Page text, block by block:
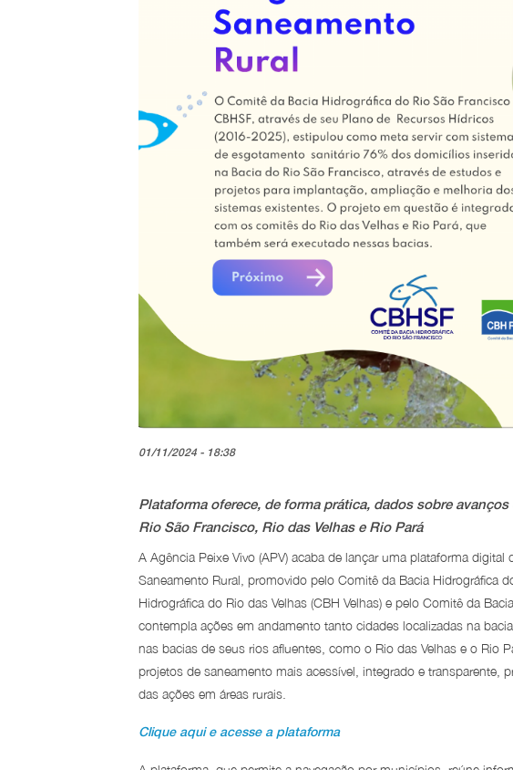
01/11/2024 - 18:38
Plataforma oferece, de forma prática, dados sobre
Rio São Francisco, Rio das Velhas e Rio Pará
A Agência Peixe Vivo (APV) acaba de lançar uma plataforma
Saneamento Rural, promovido pelo Comitê da Bacia Hidrográfica
Hidrográfica do Rio das Velhas (CBH Velhas) e pelo Comitê da
contempla ações em andamento tanto cidades localizadas na
nas bacias de seus rios afluentes, como o Rio das Velhas e o Rio
projetos de saneamento mais acessível, integrado e
das ações em áreas rurais.
Clique aqui e acesse a plataforma